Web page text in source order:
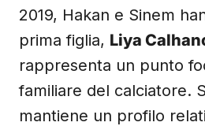
2019, Hakan e Sinem
prima figlia, Liya
rappresenta un punto
familiare del calciatore.
mantiene un profilo